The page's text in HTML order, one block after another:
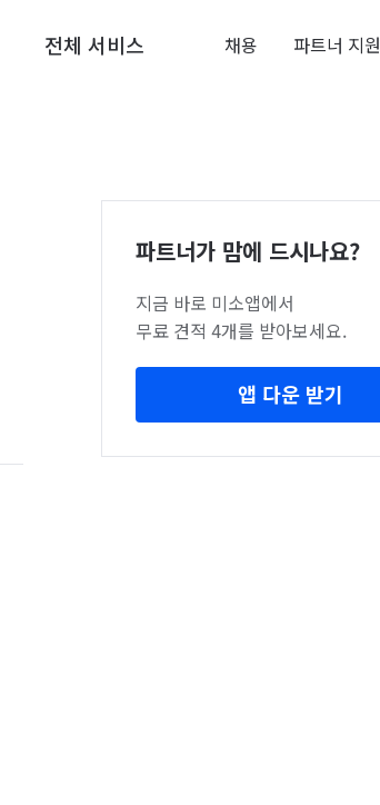
전체 서비스 채용 파트너 지원
파트너가 맘에 드시나요?
지금 바로 미소앱에서
무료 견적 4개를 받아보세요.
앱 다운 받기